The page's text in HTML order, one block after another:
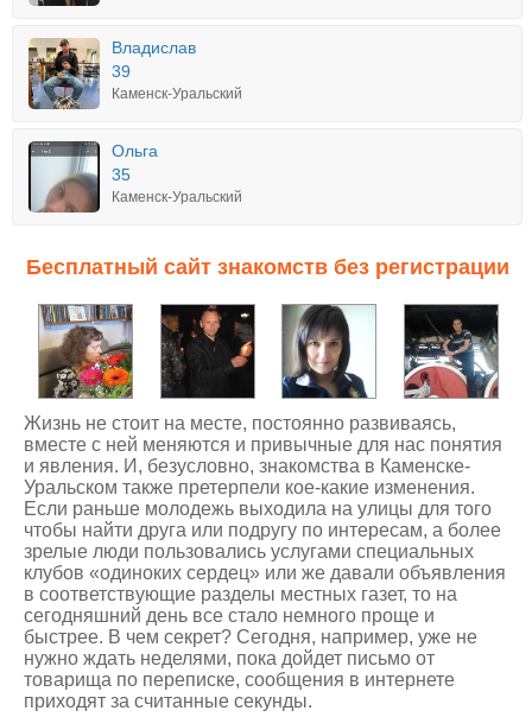
Владислав
39
Каменск-Уральский
Ольга
35
Каменск-Уральский
Бесплатный сайт знакомств без регистрации
Жизнь не стоит на месте, постоянно развиваясь,
вместе с ней меняются и привычные для нас понятия
и явления. И, безусловно, знакомства в Каменске-
Уральском также претерпели кое-какие изменения.
Если раньше молодежь выходила на улицы для того
чтобы найти друга или подругу по интересам, а более
зрелые люди пользовались услугами специальных
клубов «одиноких сердец» или же давали объявления
в соответствующие разделы местных газет, то на
сегодняшний день все стало немного проще и
быстрее. В чем секрет? Сегодня, например, уже не
нужно ждать неделями, пока дойдет письмо от
товарища по переписке, сообщения в интернете
приходят за считанные секунды.